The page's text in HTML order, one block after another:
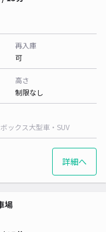
再入庫
可
高さ
制限なし
ックス大型車・SUV
詳細へ
場